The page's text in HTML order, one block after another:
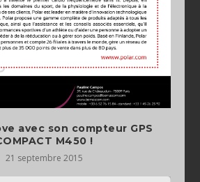
avec son compteur GPS
21 septembre 2015